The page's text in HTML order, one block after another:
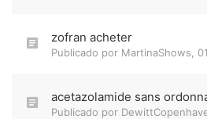
zofran acheter
Publicado por MartinaShows
acetazolamide sans
Publicado por